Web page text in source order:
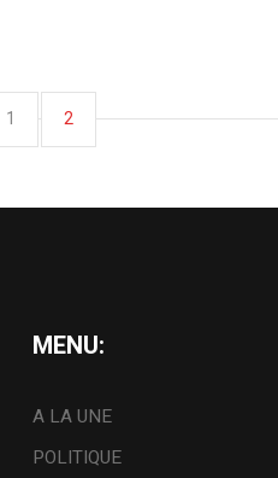
1 2
MENU:
A LA UNE
POLITIQUE